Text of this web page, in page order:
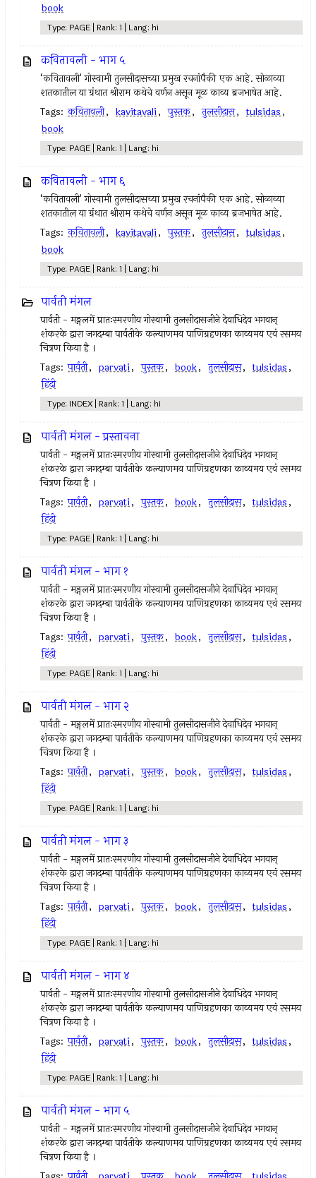
book
Type: PAGE | Rank: 1 | Lang: hi
कवितावली - भाग ५
‘कवितावली' गोस्वामी तुलसीदासच्या प्रमुख रचनांपैकी एक आहे. सोळाव्या
शतकातील या ग्रंथात श्रीराम कथेचे वर्णन असून मूळ काव्य ब्रजभाषेत आहे.
Tags: कवितावली, kavitavali, पुस्तक, तुलसीदास, tulsidas,
book
Type: PAGE | Rank: 1 | Lang: hi
कवितावली - भाग ६
‘कवितावली' गोस्वामी तुलसीदासच्या प्रमुख रचनांपैकी एक आहे. सोळाव्या
शतकातील या ग्रंथात श्रीराम कथेचे वर्णन असून मूळ काव्य ब्रजभाषेत आहे.
Tags: कवितावली, kavitavali, पुस्तक, तुलसीदास, tulsidas,
book
Type: PAGE | Rank: 1 | Lang: hi
पार्वती मंगल
पार्वती - मङ्गलमें प्रातःस्मरणीय गोस्वामी तुलसीदासजीने देवाधिदेव भगवान्
शंकरके द्वारा जगदम्बा पार्वतीके कल्याणमय पाणिग्रहणका काव्यमय एवं रसमय
चित्रण किया है ।
Tags: पार्वती, parvati, पुस्तक, book, तुलसीदास, tulsidas,
हिंदी
Type: INDEX | Rank: 1 | Lang: hi
पार्वती मंगल - प्रस्तावना
पार्वती - मङ्गलमें प्रातःस्मरणीय गोस्वामी तुलसीदासजीने देवाधिदेव भगवान्
शंकरके द्वारा जगदम्बा पार्वतीके कल्याणमय पाणिग्रहणका काव्यमय एवं रसमय
चित्रण किया है ।
Tags: पार्वती, parvati, पुस्तक, book, तुलसीदास, tulsidas,
हिंदी
Type: PAGE | Rank: 1 | Lang: hi
पार्वती मंगल - भाग १
पार्वती - मङ्गलमें प्रातःस्मरणीय गोस्वामी तुलसीदासजीने देवाधिदेव भगवान्
शंकरके द्वारा जगदम्बा पार्वतीके कल्याणमय पाणिग्रहणका काव्यमय एवं रसमय
चित्रण किया है ।
Tags: पार्वती, parvati, पुस्तक, book, तुलसीदास, tulsidas,
हिंदी
Type: PAGE | Rank: 1 | Lang: hi
पार्वती मंगल - भाग २
पार्वती - मङ्गलमें प्रातःस्मरणीय गोस्वामी तुलसीदासजीने देवाधिदेव भगवान्
शंकरके द्वारा जगदम्बा पार्वतीके कल्याणमय पाणिग्रहणका काव्यमय एवं रसमय
चित्रण किया है ।
Tags: पार्वती, parvati, पुस्तक, book, तुलसीदास, tulsidas,
हिंदी
Type: PAGE | Rank: 1 | Lang: hi
पार्वती मंगल - भाग ३
पार्वती - मङ्गलमें प्रातःस्मरणीय गोस्वामी तुलसीदासजीने देवाधिदेव भगवान्
शंकरके द्वारा जगदम्बा पार्वतीके कल्याणमय पाणिग्रहणका काव्यमय एवं रसमय
चित्रण किया है ।
Tags: पार्वती, parvati, पुस्तक, book, तुलसीदास, tulsidas,
हिंदी
Type: PAGE | Rank: 1 | Lang: hi
पार्वती मंगल - भाग ४
पार्वती - मङ्गलमें प्रातःस्मरणीय गोस्वामी तुलसीदासजीने देवाधिदेव भगवान्
शंकरके द्वारा जगदम्बा पार्वतीके कल्याणमय पाणिग्रहणका काव्यमय एवं रसमय
चित्रण किया है ।
Tags: पार्वती, parvati, पुस्तक, book, तुलसीदास, tulsidas,
हिंदी
Type: PAGE | Rank: 1 | Lang: hi
पार्वती मंगल - भाग ५
पार्वती - मङ्गलमें प्रातःस्मरणीय गोस्वामी तुलसीदासजीने देवाधिदेव भगवान्
शंकरके द्वारा जगदम्बा पार्वतीके कल्याणमय पाणिग्रहणका काव्यमय एवं रसमय
चित्रण किया है ।